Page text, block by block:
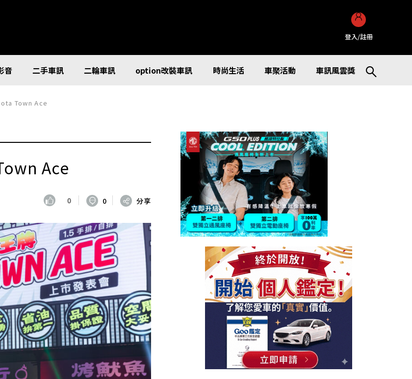
登入/註冊
音 二手車訊 二輪車訊 option改裝車訊 時尚生活 車聚活動 車訊風雲獎
Town Ace
Ace
0 0 分享